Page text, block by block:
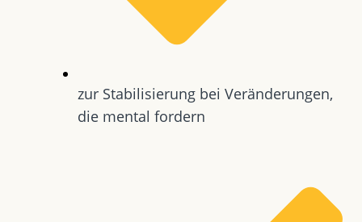
zur Stabilisierung bei Veränderungen,
die mental fordern